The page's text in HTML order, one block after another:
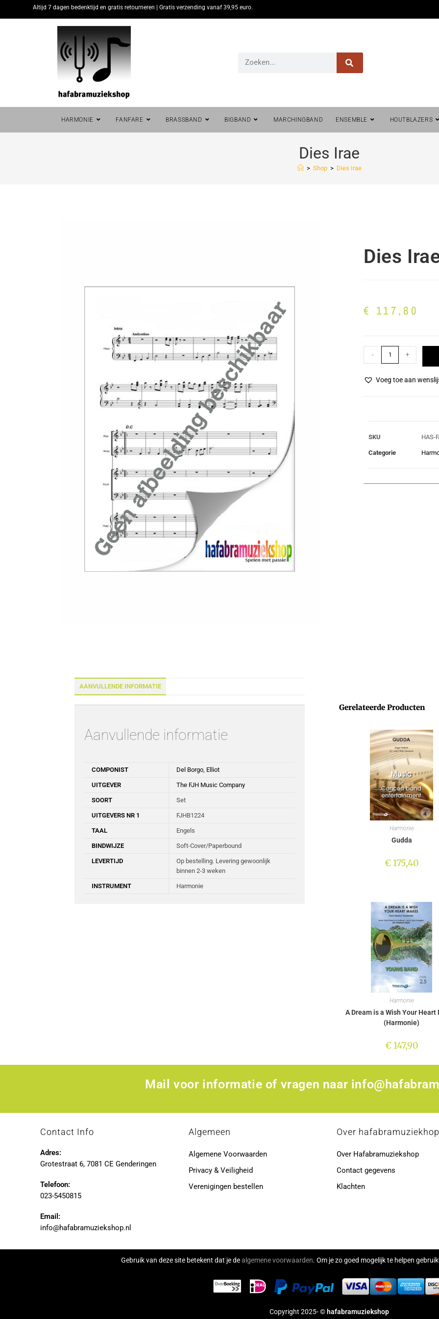
Altijd 7 dagen bedenktijd en gratis retourneren | Gratis verzending vanaf 39,95 euro.
HARMONIE FANFARE BRASSBAND BIGBAND MARCHINGBAND ENSEMBLE HOUTBLAZERS
Dies Irae
> Shop > Dies Irae
Dies
€ 117,80
- +
Voeg toe aan
SKU HAS-
Categorie
AANVULLENDE INFORMATIE
Aanvullende informatie
COMPONIST Del Borgo, Elliot
UITGEVER The FJH Music Company
SOORT Set
UITGEVERS NR 1 FJHB1224
TAAL Engels
BINDWIJZE Soft-Cover/Paperbound
LEVERTIJD
Op bestelling. Levering gewoonlijk
binnen 2-3 weken
INSTRUMENT Harmonie
Gerelateerde Producten
Harmonie
Gudda
€175,40
Harmonie
A Dream is a Wish Your Heart
(Harmonie)
€147,90
Mail voor informatie of vragen naar
Contact Info
Adres:
Grotestraat 6, 7081 CE Genderingen
Telefoon:
023-5450815
Email:
info@hafabramuziekshop.nl
Algemeen
Algemene Voorwaarden
Privacy & Veiligheid
Verenigingen bestellen
Over hafabramuziekhop
Over Hafabramuziekshop
Contact gegevens
Klachten
Gebruik van deze site betekent dat je dealgemene voorwaarden. Om je zo goed mogelijk te helpen
Copyright 2025- ©hafabramuziekshop